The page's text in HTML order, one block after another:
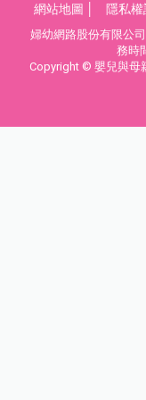
網站地圖 隱私權
婦幼網路股份有限公
務時
Copyright © 嬰兒與母